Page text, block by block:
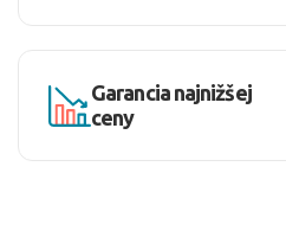
Garancia najnižšej
ceny